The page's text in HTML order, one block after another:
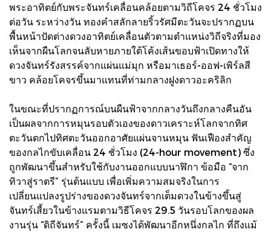
พระอาทิตย์กับพระจันทร์เคลื่อนคล้อยตามวิถีโคจร 24 ชั่วโมง
ต่อวัน ระหว่างวัน ทองคำสลักลายริ้วรัศมีตะวันจะปรากฏบน
พื้นหน้าปัดต่างดวงอาทิตย์เคลื่อนตัวตามตำแหน่งวิถีจริงที่มอง
เห็นจากผืนโลกจนลับหายภายใต้โค้งเส้นขอบฟ้าเปิดทางให้
ดวงจันทร์รังสรรค์จากแผ่นแม่มุก หรือมาเธอร์-ออฟ-เพิร์ลสี
ขาว คล้อยโคจรขึ้นมาแทนที่ท่ามกลางฝูงดาวอะคริลิก
ในขณะที่ปรากฏการณ์บนผืนฟ้าจากกลางวันถึงกลางคืนอัน
เป็นผลจากการหมุนรอบตัวเองของดาวเคราะห์โลกจากทิศ
ตะวันตกไปทิศตะวันออกอาศัยแผ่นจานหมุน ฟันเฟืองสำคัญ
ของกลไกขับเคลื่อน 24 ชั่วโมง (24-hour movement) ซึ่ง
ถูกพัฒนาขึ้นสำหรับใช้กับงานออกแบบนาฬิกา ข้อมือ “จาก
ทิวาสู่ราตรี” รุ่นต้นแบบ เพื่อเพิ่มความสมจริงในการ
เปลี่ยนแปลงรูปร่างของดวงจันทร์จากเต็มดวงในข้างขึ้นสู่
จันทร์เสี้ยวในข้างแรมตามวิธีโคจร 29.5 วันรอบโลกของผล
งานรุ่น “ดิถีจันทร์” ครั้งนี้ เมซงได้พัฒนาอีกหนึ่งกลไก ที่ถึงแม้